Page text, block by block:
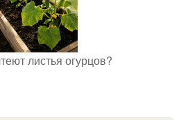
листья огурцов?